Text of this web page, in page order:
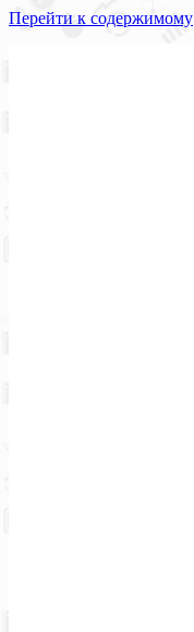
Перейти к содержимому